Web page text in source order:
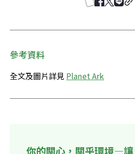
參考資料
全文及圖片詳見 Planet Ark
你的關心，關乎環境—